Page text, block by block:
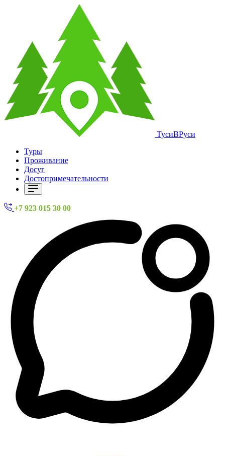
ТусиВРуси
Туры
Проживание
Досуг
Достопримечательности
+7 923 015 30 00